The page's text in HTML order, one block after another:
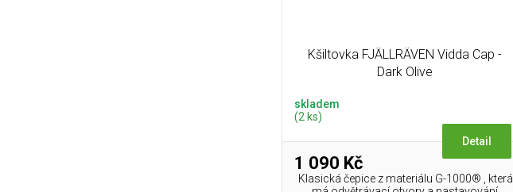
Kšiltovka FJÄLLRÄVEN Vidda Cap -
Dark Olive
skladem
(2 ks)
1 090 Kč
Detail
Klasická čepice z materiálu G-1000® , která